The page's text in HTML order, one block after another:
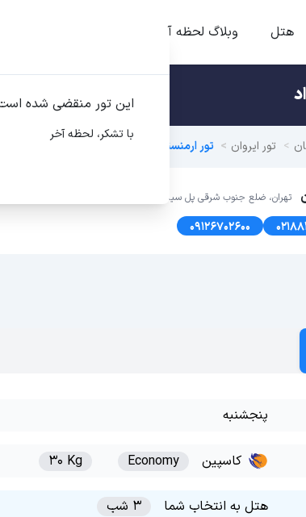
هتل وبلاگ لحظه آخر
تور ایروان تور ارمنستان
تهران، ضلع جنوب شرقی پل سیدخندان، پلاک1366 طبقه اول
09126702600
پنجشنبه
کاسپین Economy
30 Kg
هتل به انتخاب شما 3 شب
این تور منقضی شده
با تشکر، لحظه آخر